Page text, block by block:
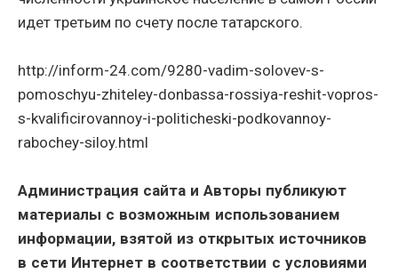
идет третьим по счету после татарского.
http://inform-24.com/9280-vadim-solovev-s-
pomoschyu-zhiteley-donbassa-rossiya-reshit-vopros-
s-kvalificirovannoy-i-politicheski-podkovannoy-
rabochey-siloy.html
Администрация сайта и Авторы публикуют
материалы с возможным использованием
информации, взятой из открытых источников
в сети Интернет в соответствии с условиями